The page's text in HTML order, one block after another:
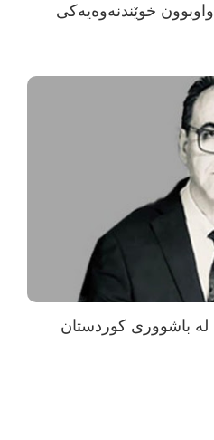
خوێندنەوەیەکی
باشووری کوردستان